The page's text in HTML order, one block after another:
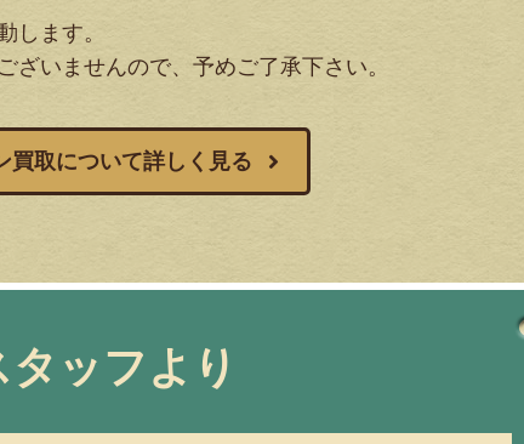
します。
ざいませんので、予めご了承下さい。
買取について詳しく見る
タッフより